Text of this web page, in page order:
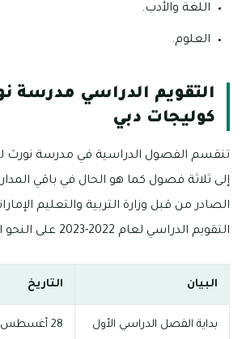
اللغة والأدب.
العلوم.
التقويم الدراسي مدرسة
كوليجات دبي
تنقسم الفصول الدراسية في مدرسة نورث
إلى ثلاثة فصول كما هو الحال في باقي
الصادر من قبل وزارة التربية والتعليم
التقويم الدراسي لعام 2022-2023 على النحو التالي:
البيان التاريخ
بداية الفصل الدراسي الأول 28 أغسطس 2022